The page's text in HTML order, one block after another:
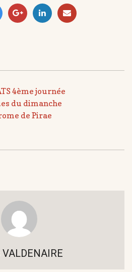
4ème journée
du dimanche
de Pirae